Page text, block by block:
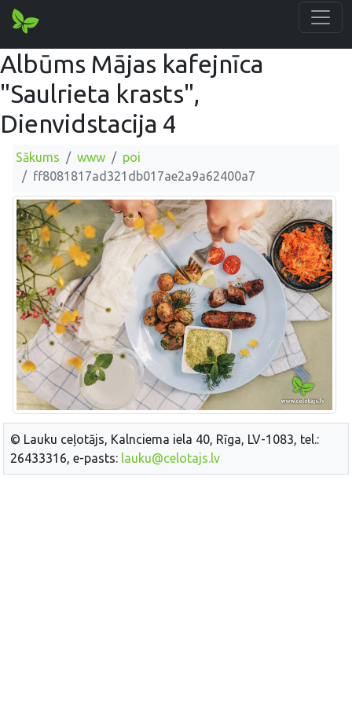
Albūms Mājas kafejnīca
"Saulrieta krasts",
Dienvidstacija 4
Sākums www
poi
ff8081817ad321db017ae2a9a62400a7
© Lauku ceļotājs, Kalnciema iela 40, Rīga, LV-1083, tel.:
26433316, e-pasts: lauku@celotajs.lv